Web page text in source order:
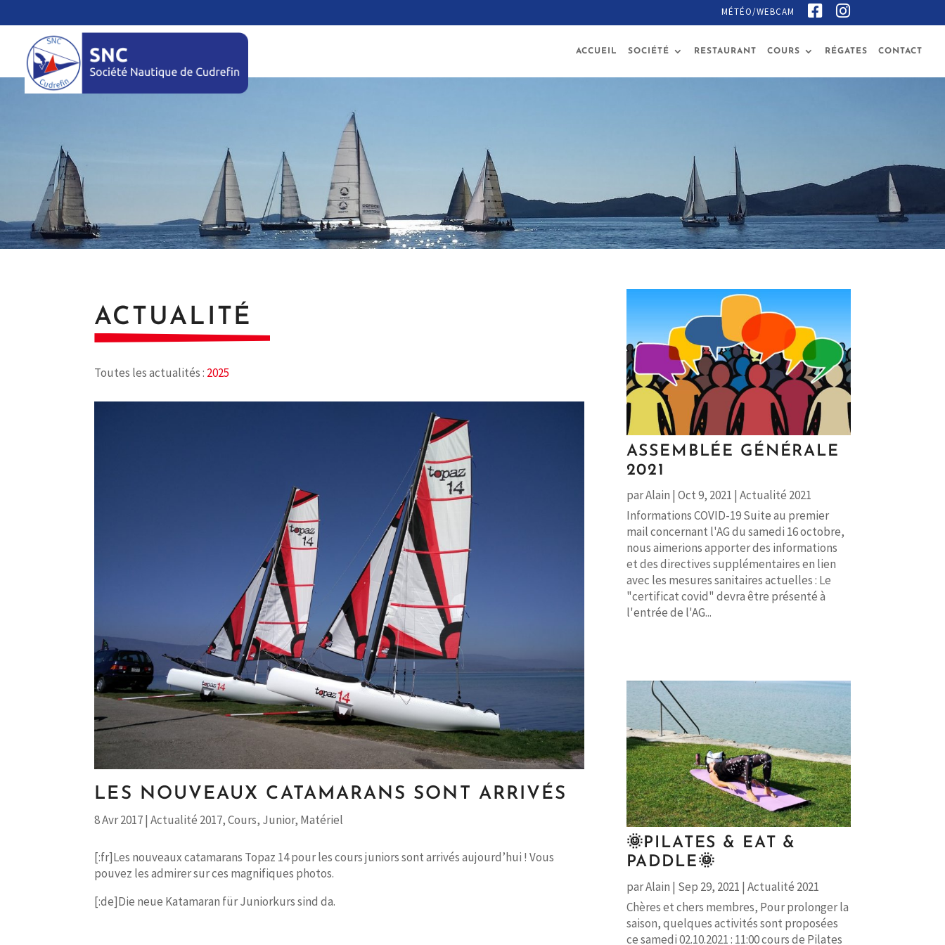
MÉTÉO/WEBCAM
A
C
B
O
K
I
S
A
G
A
ACCUEIL SOCIÉTÉ RESTAURANT COURS RÉGATES CONTACT
ACTUALITÉ
Toutes les actualités : 2025
LES NOUVEAUX CATAMARANS SONT ARRIVÉS
8 Avr 2017|Actualité 2017,Cours, Junior, Matériel
[:fr]Les nouveaux catamarans Topaz 14 pour les cours juniors sont arrivés aujourd’hui ! Vous
pouvez les admirer sur ces magnifiques photos.
[:de]Die neue Katamaran für Juniorkurs sind da.
ASSEMBLÉE GÉNÉRALE
2021
parAlain | Oct 9, 2021 | Actualité 2021
Informations COVID-19 Suite au premier
mail concernant l'AG du samedi 16 octobre,
nous aimerions apporter des informations
et des directives supplémentaires en lien
avec les mesures sanitaires actuelles : Le
"certificat covid" devra être présenté à
l'entrée de l'AG...
🌞PILATES & EAT &
PADDLE🌞
parAlain | Sep 29, 2021 | Actualité 2021
Chères et chers membres, Pour prolonger la
saison, quelques activités sont proposées
ce samedi 02.10.2021 : 11:00 cours de Pilates